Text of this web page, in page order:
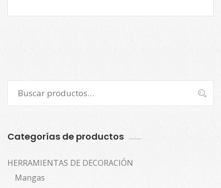
por:
Buscar
Categorías de productos
HERRAMIENTAS DE DECORACIÓN
Mangas